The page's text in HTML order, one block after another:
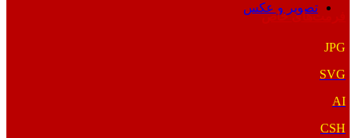
تصویر و عکس
فرمت‌های خاص
JPG
SVG
AI
CSH